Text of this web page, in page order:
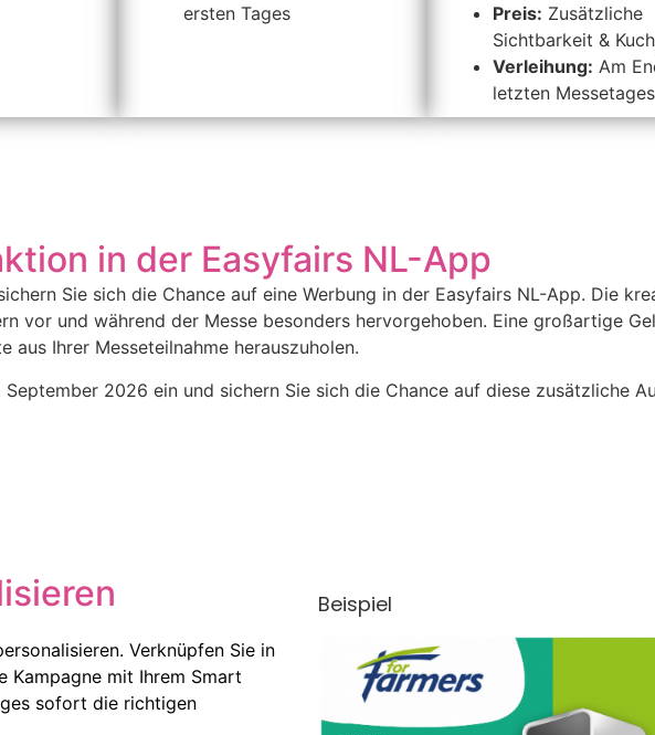
ersten Tages
Preis: Zusätzliche
Sichtbarkeit &
Verleihung: Am
letzten Messetages
in der Easyfairs NL-App
Sie sich die Chance auf eine Werbung in der Easyfairs NL-App. Die
vor und während der Messe besonders hervorgehoben. Eine großartige
aus Ihrer Messeteilnahme herauszuholen.
2026 ein und sichern Sie sich die Chance auf diese zusätzliche
Verknüpfen Sie in
Kampagne mit Ihrem Smart
sofort die richtigen
Beispiel